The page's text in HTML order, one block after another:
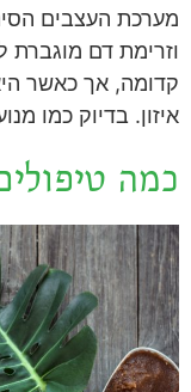
מערכת העצבים
וזרימת דם מוגברת
קדומה, אך כאשר
איזון. בדיוק כמו
כמה